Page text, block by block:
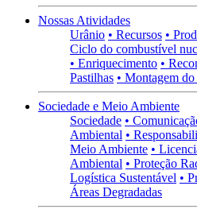
Nossas Atividades
Urânio • Recursos •
Ciclo do combustível
• Enriquecimento •
Pastilhas • Montagem
Sociedade e Meio Ambiente
Sociedade •
Ambiental •
Meio Ambiente •
Ambiental • Proteção
Logística Sustentável •
Áreas Degradadas